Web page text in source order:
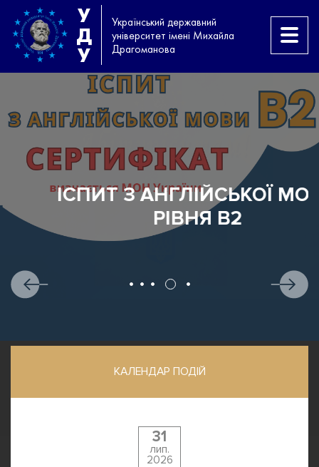
У
Д
У
Український державний
університет імені Михайла
Драгоманова
ІСПИТ З АНГЛІЙСЬКОЇ МОВИ
РІВНЯ B2
КАЛЕНДАР ПОДІЙ
31
лип.
2026